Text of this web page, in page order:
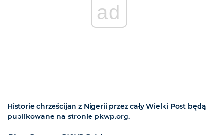
ad
Historie chrześcijan z Nigerii przez cały Wielki Post będą
publikowane na stronie pkwp.org.